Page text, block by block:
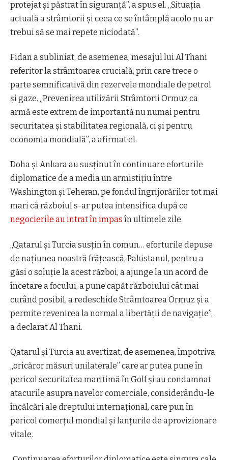
protejat și păstrat în siguranță”, a spus el. „Situația
actuală a strâmtorii și ceea ce se întâmplă acolo nu ar
trebui să se mai repete niciodată”.
Fidan a subliniat, de asemenea, mesajul lui Al Thani
referitor la strâmtoarea crucială, prin care trece o
parte semnificativă din rezervele mondiale de petrol
și gaze. „Prevenirea utilizării Strâmtorii Ormuz ca
armă este extrem de importantă nu numai pentru
securitatea și stabilitatea regională, ci și pentru
economia mondială”, a afirmat el.
Doha și Ankara au susținut în continuare eforturile
diplomatice de a media un armistițiu între
Washington și Teheran, pe fondul îngrijorărilor tot mai
mari că războiul s-ar putea intensifica după ce
negocierile au intrat în impas în ultimele zile.
„Qatarul și Turcia susțin în comun… eforturile depuse
de națiunea noastră frățească, Pakistanul, pentru a
găsi o soluție la acest război, a ajunge la un acord de
încetare a focului, a pune capăt războiului cât mai
curând posibil, a redeschide Strâmtoarea Ormuz și a
permite revenirea la normal a libertății de navigație”,
a declarat Al Thani.
Qatarul și Turcia au avertizat, de asemenea, împotriva
„oricăror măsuri unilaterale” care ar putea pune în
pericol securitatea maritimă în Golf și au condamnat
atacurile asupra navelor comerciale, considerându-le
încălcări ale dreptului internațional, care pun în
pericol comerțul mondial și lanțurile de aprovizionare
vitale.